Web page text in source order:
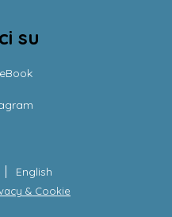
su
English
& Cookie